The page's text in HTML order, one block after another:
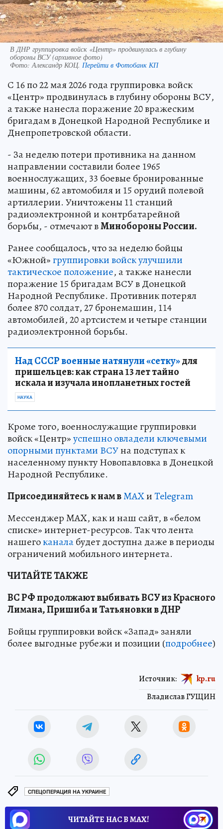
В ДНР группировка войск «Центр» продвинулась в глубину
обороны ВСУ (архивное фото)
Фото:Александр КОЦ. Перейти в Фотобанк КП
С 16 по 22 мая 2026 года группировка войск
«Центр» продвинулась в глубину обороны ВСУ,
а также нанесла поражение 20 вражеским
бригадам в Донецкой Народной Республике и
Днепропетровской области.
- За неделю потери противника на данном
направлении составили более 1965
военнослужащих, 33 боевые бронированные
машины, 62 автомобиля и 15 орудий полевой
артиллерии. Уничтожены 11 станций
радиоэлектронной и контрбатарейной
борьбы, - отмечают вМинобороны России.
Ранее сообщалось, что за неделю бойцы
«Южной»группировки войск улучшили
тактическое положение, а также нанесли
поражение 15 бригадам ВСУ в Донецкой
Народной Республике. Противник потерял
более 870 солдат, 27 бронемашин, 114
автомобилей, 20 артсистем и четыре станции
радиоэлектронной борьбы.
Над СССР военные натянули «сетку»для
пришельцев: как страна 13 лет тайно
искала и изучала инопланетных гостей
НАУКА
Кроме того, военнослужащие группировки
войск «Центр»успешно овладели ключевыми
опорными пунктами ВСУна подступах к
населенному пункту Новопавловка в Донецкой
Народной Республике.
Присоединяйтесь к нам вMAXиTelegram
Мессенджер MAX, как и наш сайт, в «белом
списке» интернет-ресурсов. Так что лента
нашегоканалабудет доступна даже в периоды
ограничений мобильного интернета.
ЧИТАЙТЕ ТАКЖЕ
ВС РФ продолжают выбивать ВСУ из Красного
Лимана, Пришиба и Татьяновки в ДНР
Бойцы группировки войск «Запад» заняли
более выгодные рубежи и позиции (подробнее)
Владислав ГУЩИН
Источник: kp.ru
СПЕЦОПЕРАЦИЯ НА УКРАИНЕ
ЧИТАЙТЕ НАС В МАХ!